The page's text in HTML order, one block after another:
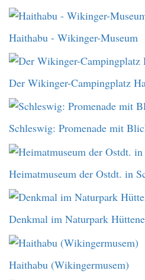
Haithabu - Wikinger-Museum
Der Wikinger-Campingplatz
Schleswig: Promenade mit
Heimatmuseum der Ostdt. in
Denkmal im Naturpark
Haithabu (Wikingermusem)